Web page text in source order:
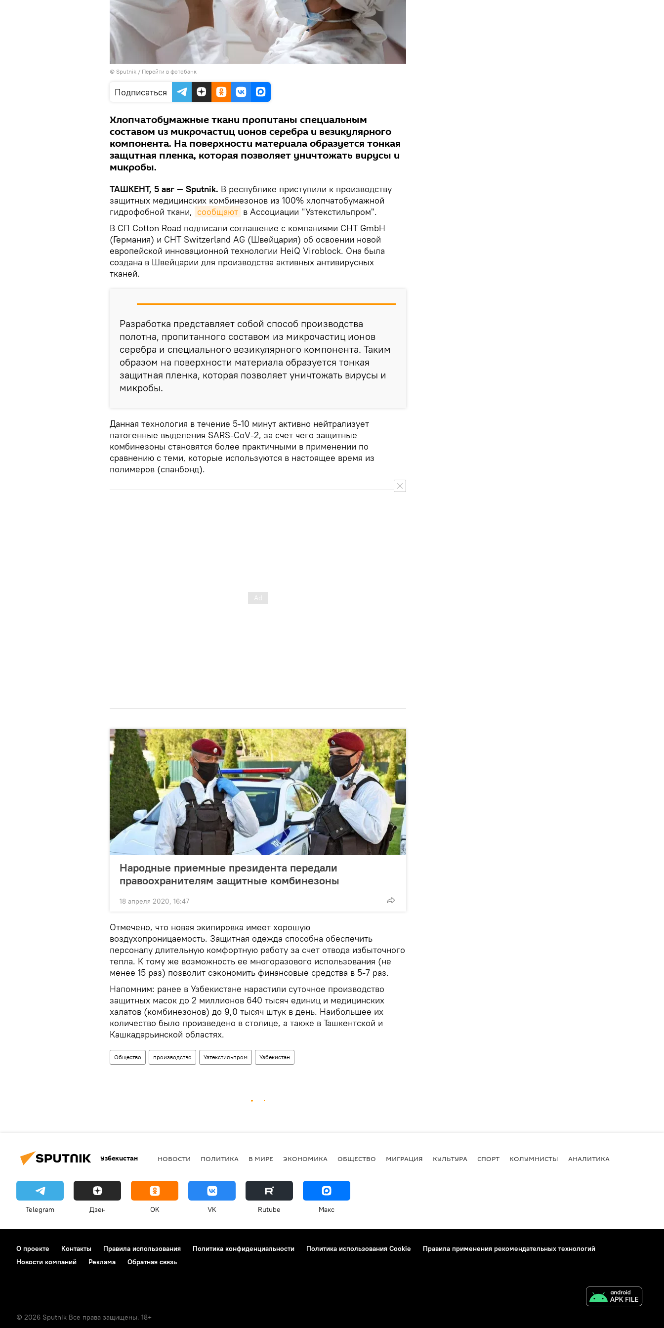
© Sputnik / Перейти в фотобанк
Подписаться
Хлопчатобумажные ткани пропитаны специальным
составом из микрочастиц ионов серебра и везикулярного
компонента. На поверхности материала образуется тонкая
защитная пленка, которая позволяет уничтожать вирусы и
микробы.
ТАШКЕНТ, 5 авг — Sputnik. В республике приступили к производству
защитных медицинских комбинезонов из 100% хлопчатобумажной
гидрофобной ткани, сообщают в Ассоциации "Узтекстильпром".
В СП Сotton Road подписали соглашение с компаниями СHT GmbH
(Германия) и CHT Switzerland AG (Швейцария) об освоении новой
европейской инновационной технологии HeiQ Viroblock. Она была
создана в Швейцарии для производства активных антивирусных
тканей.
Разработка представляет собой способ производства
полотна, пропитанного составом из микрочастиц ионов
серебра и специального везикулярного компонента. Таким
образом на поверхности материала образуется тонкая
защитная пленка, которая позволяет уничтожать вирусы и
микробы.
Данная технология в течение 5-10 минут активно нейтрализует
патогенные выделения SARS-CoV-2, за счет чего защитные
комбинезоны становятся более практичными в применении по
сравнению с теми, которые используются в настоящее время из
полимеров (спанбонд).
Народные приемные президента передали
правоохранителям защитные комбинезоны
18 апреля 2020, 16:47
Отмечено, что новая экипировка имеет хорошую
воздухопроницаемость. Защитная одежда способна обеспечить
персоналу длительную комфортную работу за счет отвода избыточного
тепла. К тому же возможность ее многоразового использования (не
менее 15 раз) позволит сэкономить финансовые средства в 5-7 раз.
Напомним: ранее в Узбекистане нарастили суточное производство
защитных масок до 2 миллионов 640 тысяч единиц и медицинских
халатов (комбинезонов) до 9,0 тысяч штук в день. Наибольшее их
количество было произведено в столице, а также в Ташкентской и
Кашкадарьинской областях.
Общество производство Узтекстильпром Узбекистан
Узбекистан НОВОСТИ ПОЛИТИКА В МИРЕ ЭКОНОМИКА ОБЩЕСТВО МИГРАЦИЯ КУЛЬТУРА СПОРТ КОЛУМНИСТЫ АНАЛИТИКА
Telegram Дзен OK VK Rutube Макс
О проекте Контакты Правила использования Политика конфиденциальности Политика использования Cookie
Правила применения рекомендательных технологий
Новости компаний
Реклама Обратная связь
© 2026 Sputnik Все права защищены. 18+